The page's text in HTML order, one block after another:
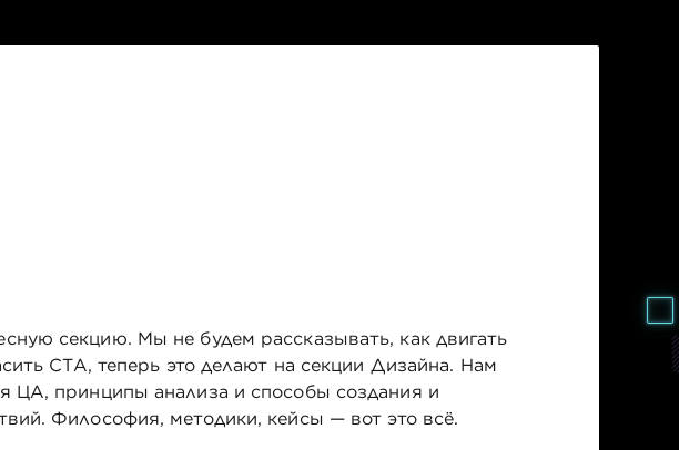
секцию. Мы не будем рассказывать, как двигать
CTA, теперь это делают на секции Дизайна. Нам
ЦА, принципы анализа и способы создания и
Философия, методики, кейсы — вот это всё.